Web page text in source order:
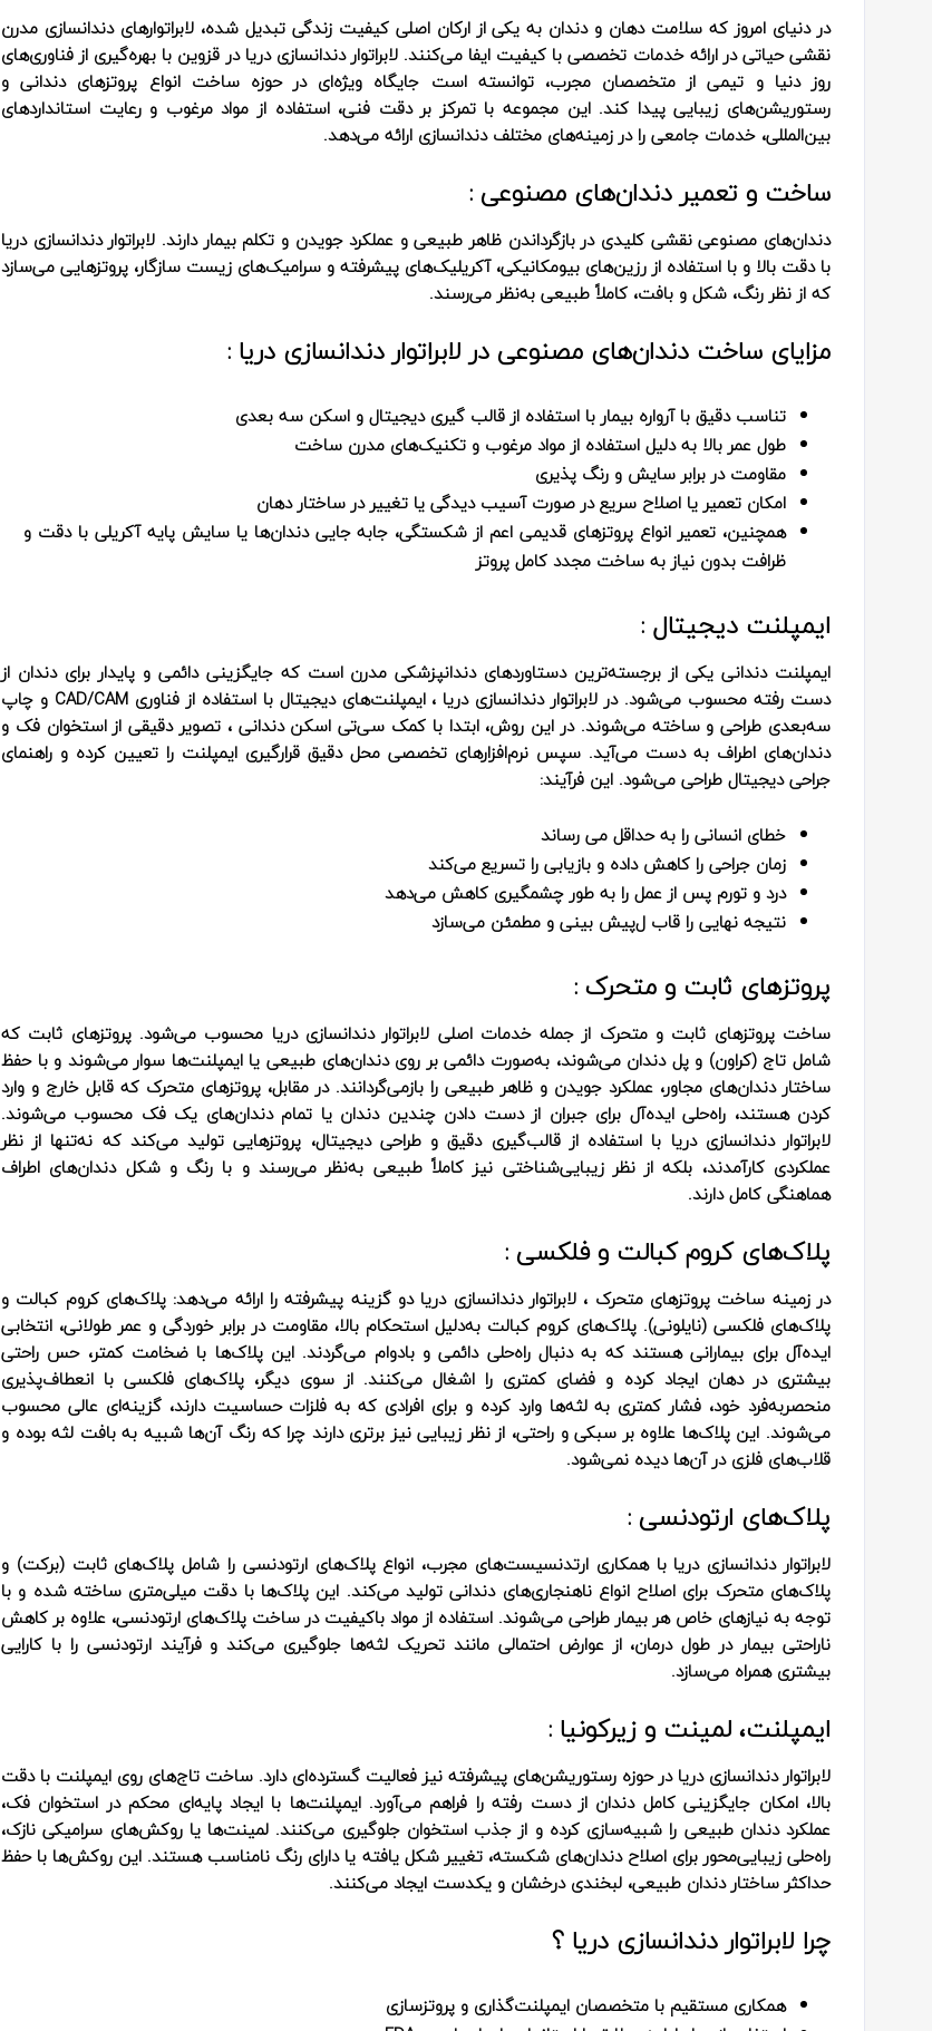
در دنیای امروز که سلامت دهان و دندان به یکی از ارکان اصلی کیفیت زندگی تبدیل شده، لابراتوارهای دندانسازی مدرن
نقشی حیاتی در ارائه خدمات تخصصی با کیفیت ایفا می‌کنند. لابراتوار دندانسازی دریا در قزوین با بهره‌گیری از فناوری‌های
روز دنیا و تیمی از متخصصان مجرب، توانسته است جایگاه ویژه‌ای در حوزه ساخت انواع پروتزهای دندانی و
رستوریشن‌های زیبایی پیدا کند. این مجموعه با تمرکز بر دقت فنی، استفاده از مواد مرغوب و رعایت استانداردهای
بین‌المللی، خدمات جامعی را در زمینه‌های مختلف دندانسازی ارائه می‌دهد.
ساخت و تعمیر دندان‌های مصنوعی :
دندان‌های مصنوعی نقشی کلیدی در بازگرداندن ظاهر طبیعی و عملکرد جویدن و تکلم بیمار دارند. لابراتوار دندانسازی دریا
با دقت بالا و با استفاده از رزین‌های بیومکانیکی، آکریلیک‌های پیشرفته و سرامیک‌های زیست‌ سازگار، پروتزهایی می‌سازد
که از نظر رنگ، شکل و بافت، کاملاً طبیعی به‌نظر می‌رسند.
مزایای ساخت دندان‌های مصنوعی در لابراتوار دندانسازی دریا :
تناسب دقیق با آرواره بیمار با استفاده از قالب‌ گیری دیجیتال و اسکن سه‌ بعدی
طول عمر بالا به دلیل استفاده از مواد مرغوب و تکنیک‌های مدرن ساخت
مقاومت در برابر سایش و رنگ‌ پذیری
امکان تعمیر یا اصلاح سریع در صورت آسیب‌ دیدگی یا تغییر در ساختار دهان
همچنین، تعمیر انواع پروتزهای قدیمی اعم از شکستگی، جابه‌ جایی دندان‌ها یا سایش پایه آکریلی با دقت و
ظرافت بدون نیاز به ساخت مجدد کامل پروتز
ایمپلنت دیجیتال :
ایمپلنت دندانی یکی از برجسته‌ترین دستاوردهای دندانپزشکی مدرن است که جایگزینی دائمی و پایدار برای دندان از
دست‌ رفته محسوب می‌شود. در لابراتوار دندانسازی دریا ، ایمپلنت‌های دیجیتال با استفاده از فناوری CAD/CAM و چاپ
سه‌بعدی طراحی و ساخته می‌شوند. در این روش، ابتدا با کمک سی‌تی‌ اسکن دندانی ، تصویر دقیقی از استخوان فک و
دندان‌های اطراف به‌ دست می‌آید. سپس نرم‌افزارهای تخصصی محل دقیق قرارگیری ایمپلنت را تعیین کرده و راهنمای
جراحی دیجیتال طراحی می‌شود. این فرآیند:
خطای انسانی را به حداقل می‌ رساند
زمان جراحی را کاهش داده و بازیابی را تسریع می‌کند
درد و تورم پس از عمل را به‌ طور چشمگیری کاهش می‌دهد
نتیجه نهایی را قاب ل‌پیش‌ بینی و مطمئن می‌سازد
پروتزهای ثابت و متحرک :
ساخت پروتزهای ثابت و متحرک از جمله خدمات اصلی لابراتوار دندانسازی دریا محسوب می‌شود. پروتزهای ثابت که
شامل تاج (کراون) و پل دندان می‌شوند، به‌صورت دائمی بر روی دندان‌های طبیعی یا ایمپلنت‌ها سوار می‌شوند و با حفظ
ساختار دندان‌های مجاور، عملکرد جویدن و ظاهر طبیعی را بازمی‌گردانند. در مقابل، پروتزهای متحرک که قابل خارج و وارد
کردن هستند، راه‌حلی ایده‌آل برای جبران از دست دادن چندین دندان یا تمام دندان‌های یک فک محسوب می‌شوند.
لابراتوار دندانسازی دریا با استفاده از قالب‌گیری دقیق و طراحی دیجیتال، پروتزهایی تولید می‌کند که نه‌تنها از نظر
عملکردی کارآمدند، بلکه از نظر زیبایی‌شناختی نیز کاملاً طبیعی به‌نظر می‌رسند و با رنگ و شکل دندان‌های اطراف
هماهنگی کامل دارند.
پلاک‌های کروم کبالت و فلکسی :
در زمینه ساخت پروتزهای متحرک ، لابراتوار دندانسازی دریا دو گزینه پیشرفته را ارائه می‌دهد: پلاک‌های کروم کبالت و
پلاک‌های فلکسی (نایلونی). پلاک‌های کروم کبالت به‌دلیل استحکام بالا، مقاومت در برابر خوردگی و عمر طولانی، انتخابی
ایده‌آل برای بیمارانی هستند که به دنبال راه‌حلی دائمی و بادوام می‌گردند. این پلاک‌ها با ضخامت کمتر، حس راحتی
بیشتری در دهان ایجاد کرده و فضای کمتری را اشغال می‌کنند. از سوی دیگر، پلاک‌های فلکسی با انعطاف‌پذیری
منحصربه‌فرد خود، فشار کمتری به لثه‌ها وارد کرده و برای افرادی که به فلزات حساسیت دارند، گزینه‌ای عالی محسوب
می‌شوند. این پلاک‌ها علاوه بر سبکی و راحتی، از نظر زیبایی نیز برتری دارند چرا که رنگ آن‌ها شبیه به بافت لثه بوده و
قلاب‌های فلزی در آن‌ها دیده نمی‌شود.
پلاک‌های ارتودنسی :
لابراتوار دندانسازی دریا با همکاری ارتدنسیست‌های مجرب، انواع پلاک‌های ارتودنسی را شامل پلاک‌های ثابت (برکت) و
پلاک‌های متحرک برای اصلاح انواع ناهنجاری‌های دندانی تولید می‌کند. این پلاک‌ها با دقت میلی‌متری ساخته شده و با
توجه به نیازهای خاص هر بیمار طراحی می‌شوند. استفاده از مواد باکیفیت در ساخت پلاک‌های ارتودنسی، علاوه بر کاهش
ناراحتی بیمار در طول درمان، از عوارض احتمالی مانند تحریک لثه‌ها جلوگیری می‌کند و فرآیند ارتودنسی را با کارایی
بیشتری همراه می‌سازد.
ایمپلنت، لمینت و زیرکونیا :
لابراتوار دندانسازی دریا در حوزه رستوریشن‌های پیشرفته نیز فعالیت گسترده‌ای دارد. ساخت تاج‌های روی ایمپلنت با دقت
بالا، امکان جایگزینی کامل دندان از دست رفته را فراهم می‌آورد. ایمپلنت‌ها با ایجاد پایه‌ای محکم در استخوان فک،
عملکرد دندان طبیعی را شبیه‌سازی کرده و از جذب استخوان جلوگیری می‌کنند. لمینت‌ها یا روکش‌های سرامیکی نازک،
راه‌حلی زیبایی‌محور برای اصلاح دندان‌های شکسته، تغییر شکل یافته یا دارای رنگ نامناسب هستند. این روکش‌ها با حفظ
حداکثر ساختار دندان طبیعی، لبخندی درخشان و یکدست ایجاد می‌کنند.
چرا لابراتوار دندانسازی دریا ؟
همکاری مستقیم با متخصصان ایمپلنت‌گذاری و پروتزسازی